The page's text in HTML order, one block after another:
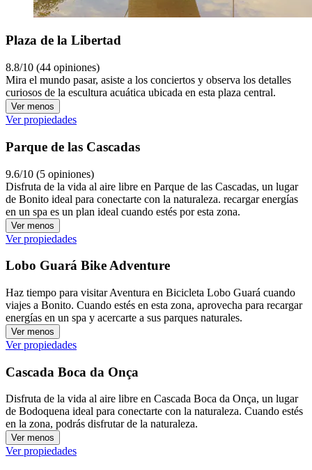
Plaza de la Libertad
8.8/10 (44 opiniones)
Mira el mundo pasar, asiste a los conciertos y observa los detalles
curiosos de la escultura acuática ubicada en esta plaza central.
Ver menos
Ver propiedades
Parque de las Cascadas
9.6/10 (5 opiniones)
Disfruta de la vida al aire libre en Parque de las Cascadas, un lugar
de Bonito ideal para conectarte con la naturaleza. recargar energías
en un spa es un plan ideal cuando estés por esta zona.
Ver menos
Ver propiedades
Lobo Guará Bike Adventure
Haz tiempo para visitar Aventura en Bicicleta Lobo Guará cuando
viajes a Bonito. Cuando estés en esta zona, aprovecha para recargar
energías en un spa y acercarte a sus parques naturales.
Ver menos
Ver propiedades
Cascada Boca da Onça
Disfruta de la vida al aire libre en Cascada Boca da Onça, un lugar
de Bodoquena ideal para conectarte con la naturaleza. Cuando estés
en la zona, podrás disfrutar de la naturaleza.
Ver menos
Ver propiedades